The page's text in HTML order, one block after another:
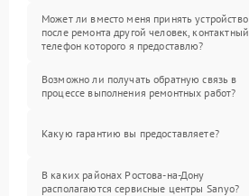
Может ли вместо меня принять устройство
после ремонта другой человек, контактный
телефон которого я предоставлю?
Возможно ли получать обратную связь в
процессе выполнения ремонтных работ?
Какую гарантию вы предоставляете?
В каких районах Ростова-на-Дону
располагаются сервисные центры Sanyo?